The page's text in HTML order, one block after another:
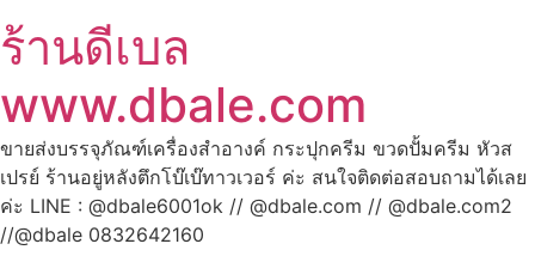
ร้านดีเบล
www.dbale.com
ขายส่งบรรจุภัณฑ์เครื่องสำอางค์ กระปุกครีม ขวดปั้มครีม หัวส
เปรย์ ร้านอยู่หลังตึกโบ๊เบ๊ทาวเวอร์ ค่ะ สนใจติดต่อสอบถามได้เลย
ค่ะ LINE : @dbale6001ok // @dbale.com // @dbale.com2
//@dbale 0832642160